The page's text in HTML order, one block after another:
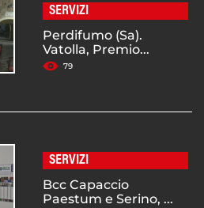
SERVIZI
Perdifumo (Sa).
Vatolla, Premio...
79
SERVIZI
Bcc Capaccio
Paestum e Serino, ...